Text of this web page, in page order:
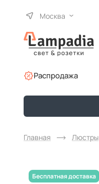
Москва
Распродажа
Главная Люстры